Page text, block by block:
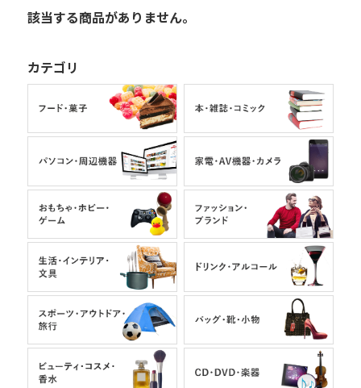
該当する商品がありません。
カテゴリ